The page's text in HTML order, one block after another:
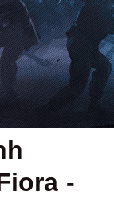
-